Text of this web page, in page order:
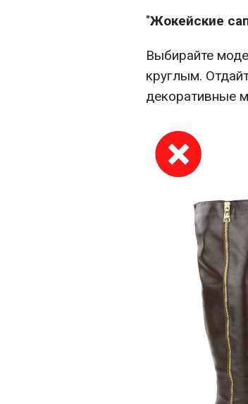
"Жокейские
Выбирайте
круглым.
декоративные